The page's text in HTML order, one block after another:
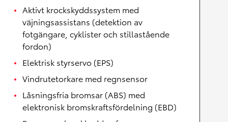
Aktivt krockskyddssystem med
väjningsassistans (detektion av
fotgängare, cyklister och stillastående
fordon)
Elektrisk styrservo (EPS)
Vindrutetorkare med regnsensor
Låsningsfria bromsar (ABS) med
elektronisk bromskraftsfördelning (EBD)